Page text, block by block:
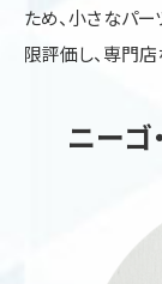
ため、小さなパ
限評価し、専門
ニーゴ